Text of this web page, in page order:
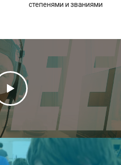
степенями и званиями